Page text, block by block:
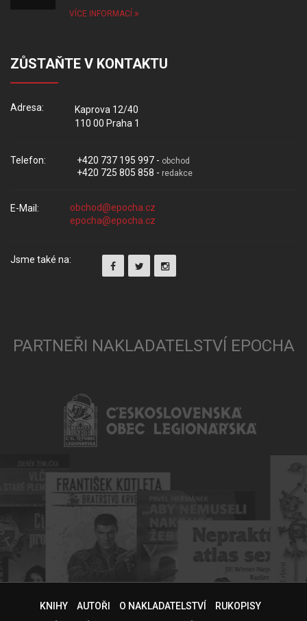
VÍCE INFORMACÍ
ZŮSTAŇTE V KONTAKTU
Adresa:
Kaprova 12/40
110 00 Praha 1
Telefon: +420 737 195 997 - obchod
+420 725 805 858 - redakce
E-Mail:
Jsme také na:
PARTNEŘI NAKLADATELSTVÍ EPOCHA
KNIHY AUTOŘI O NAKLADATELSTVÍ RUKOPISY